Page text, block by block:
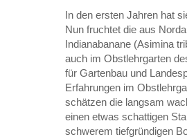
In den ersten Jahren hat
Nun fruchtet die aus
Indianabanane (Asimina
auch im Obstlehrgarten
für Gartenbau und
Erfahrungen im
schätzen die langsam
einen etwas schattigen
schwerem tiefgründigen